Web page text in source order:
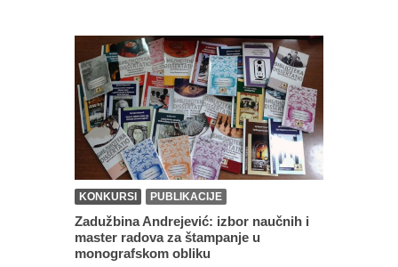
KONKURSI PUBLIKACIJE
Zadužbina Andrejević: izbor naučnih i
master radova za štampanje u
monografskom obliku